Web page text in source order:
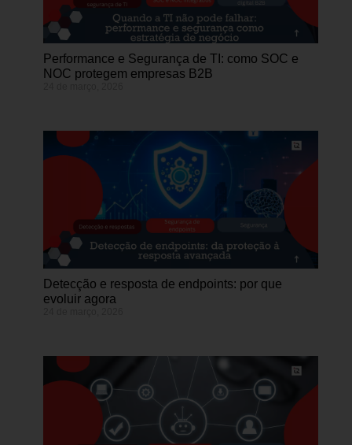
Performance e Segurança de TI: como SOC e
NOC protegem empresas B2B
Detecção e resposta de endpoints: por que
evoluir agora